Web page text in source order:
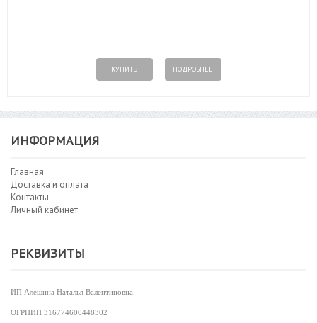
КУПИТЬ ПОДРОБНЕЕ
ИНФОРМАЦИЯ
Главная
Доставка и оплата
Контакты
Личный кабинет
РЕКВИЗИТЫ
ИП Алешина Наталья Валентиновна
ОГРНИП 316774600448302